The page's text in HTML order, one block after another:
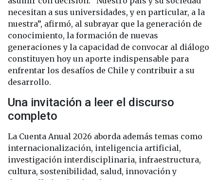
necesitan a sus universidades, y en particular, a la
nuestra”, afirmó, al subrayar que la generación de
conocimiento, la formación de nuevas
generaciones y la capacidad de convocar al diálogo
constituyen hoy un aporte indispensable para
enfrentar los desafíos de Chile y contribuir a su
desarrollo.
Una invitación a leer el discurso
completo
La Cuenta Anual 2026 aborda además temas como
internacionalización, inteligencia artificial,
investigación interdisciplinaria, infraestructura,
cultura, sostenibilidad, salud, innovación y